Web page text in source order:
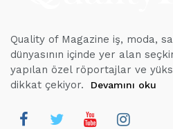
Quality of Magazine iş, moda,
dünyasının içinde yer alan
yapılan özel röportajlar ve
dikkat çekiyor.
Devamını oku